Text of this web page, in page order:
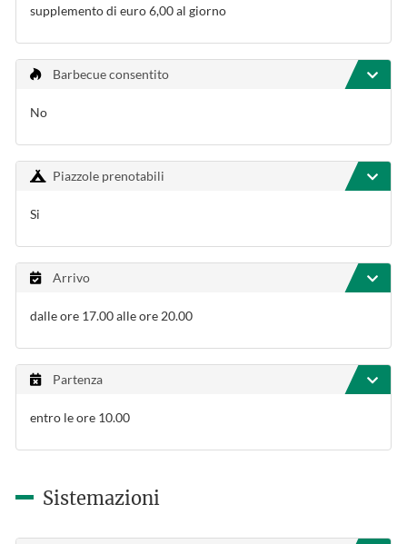
supplemento di euro 6,00 al giorno
Barbecue consentito
No
Piazzole prenotabili
Si
Arrivo
dalle ore 17.00 alle ore 20.00
Partenza
entro le ore 10.00
Sistemazioni